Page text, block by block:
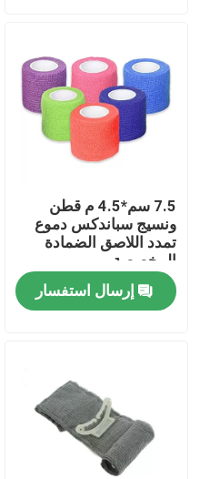
فيديوهات
حولنا
مراقبة الجودة
اتصل بنا
قناع الأكسجين الطبي
قناع الأكسجين الفنتوري
7.5 سم*4.5 م قطن
ونسيج سباندكس دموع
تمدد اللاصق الضمادة
المخصصة
إرسال استفسار